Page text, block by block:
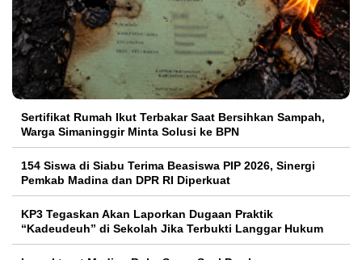
Sertifikat Rumah Ikut Terbakar Saat Bersihkan Sampah,
Warga Simaninggir Minta Solusi ke BPN
154 Siswa di Siabu Terima Beasiswa PIP 2026, Sinergi
Pemkab Madina dan DPR RI Diperkuat
KP3 Tegaskan Akan Laporkan Dugaan Praktik
“Kadeudeuh” di Sekolah Jika Terbukti Langgar Hukum